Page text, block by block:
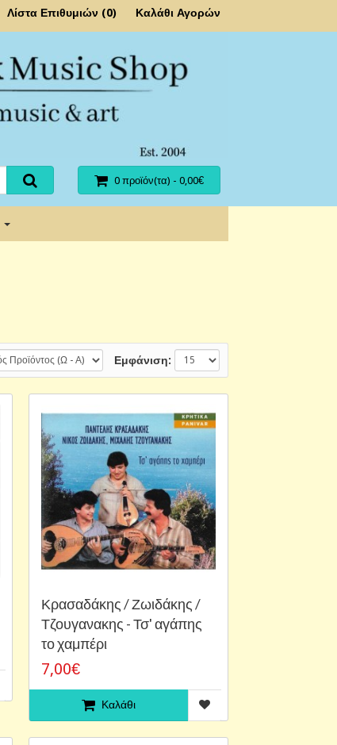
Λίστα Επιθυμιών (0) Καλάθι Αγορών
0 προϊόν(τα) - 0,00€
Εμφάνιση:
Κρασαδάκης / Ζωιδάκης /
Τζουγανακης - Τσ' αγάπης
το χαμπέρι
7,00€
Καλάθι